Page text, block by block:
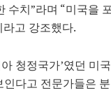
수치”라며 “미국을
고 강조했다.
청정국가’였던 미
다고 전문가들은